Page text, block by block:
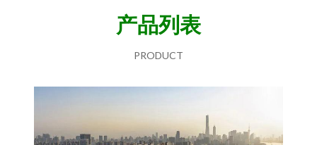
产品列表
PRODUCT